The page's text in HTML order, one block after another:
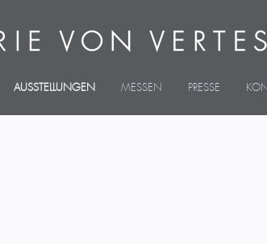
AUSSTELLUNGEN MESSEN PRESSE